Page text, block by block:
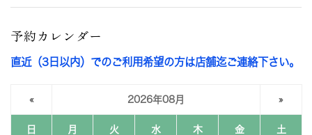
予約カレンダー
直近（3日以内）でのご利用希望の方は店舗迄ご連絡下さい。
« 2026年08月 »
日 月 火 水 木 金 土